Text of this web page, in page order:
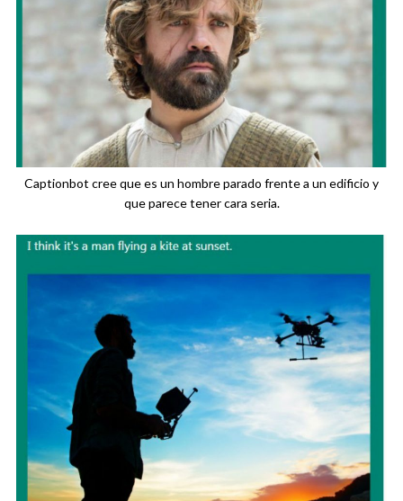
Captionbot cree que es un hombre parado frente a un edificio y
que parece tener cara seria.